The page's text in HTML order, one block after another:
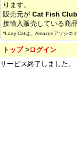
ります。
販売元が Cat Fish Club
接輸入販売している商
*Lady Catは、Amazonアソシエ
トップ
ログイン
サービス終了しました。